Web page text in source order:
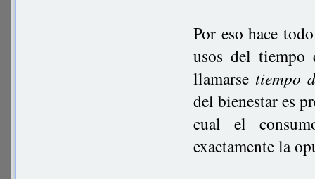
Por eso hace
usos del tiempo
llamarse tiempo
del bienestar es
cual el
exactamente la